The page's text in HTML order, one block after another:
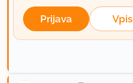
Prijava Vpis